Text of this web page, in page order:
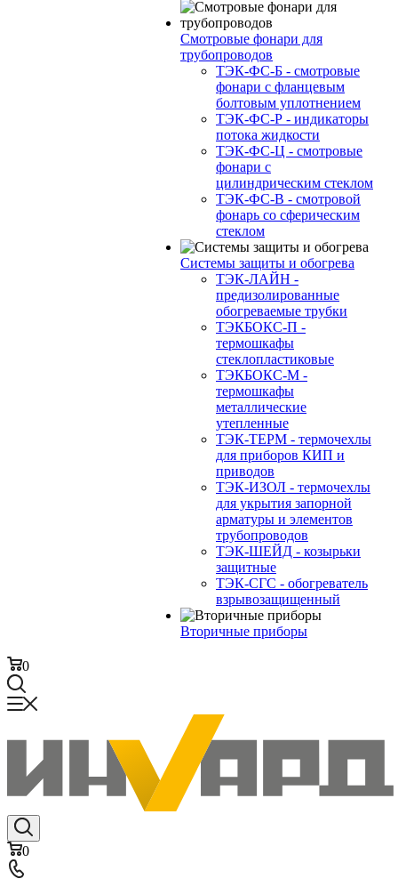
Смотровые фонари для
трубопроводов
ТЭК-ФС-Б - смотровые
фонари с фланцевым
болтовым уплотнением
ТЭК-ФС-Р - индикаторы
потока жидкости
ТЭК-ФС-Ц - смотровые
фонари с
цилиндрическим стеклом
ТЭК-ФС-В - смотровой
фонарь со сферическим
стеклом
Системы защиты и обогрева
ТЭК-ЛАЙН -
предизолированные
обогреваемые трубки
ТЭКБОКС-П -
термошкафы
стеклопластиковые
ТЭКБОКС-М -
термошкафы
металлические
утепленные
ТЭК-ТЕРМ - термочехлы
для приборов КИП и
приводов
ТЭК-ИЗОЛ - термочехлы
для укрытия запорной
арматуры и элементов
трубопроводов
ТЭК-ШЕЙД - козырьки
защитные
ТЭК-СГС - обогреватель
взрывозащищенный
Вторичные приборы
0
0